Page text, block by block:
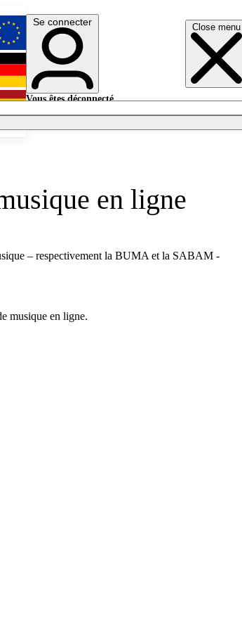
Close menu
English
Deutsch
Se connecter
Vous êtes déconnecté.
en ligne
– respectivement la BUMA et la SABAM -
musique en ligne.